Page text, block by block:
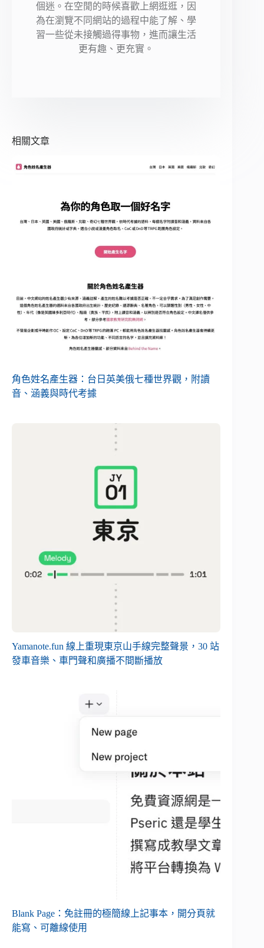
個迷。在空閒的時候喜歡上網逛逛，因
為在瀏覽不同網站的過程中能了解、學
習一些從未接觸過得事物，進而讓生活
更有趣、更充實。
相關文章
角色姓名產生器：台日英美俄七種世界觀，附讀
音、涵義與時代考據
Yamanote.fun 線上重現東京山手線完整聲景，30 站
發車音樂、車門聲和廣播不間斷播放
Blank Page：免註冊的極簡線上記事本，開分頁就
能寫、可離線使用